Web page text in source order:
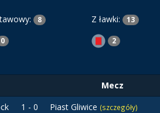
8 Z ławki: 13
0 2
Mecz
1 - 0 Piast Gliwice (szczegóły)